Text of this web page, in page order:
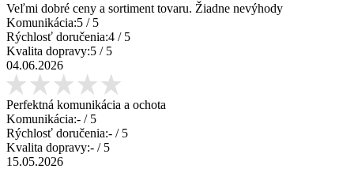
Veľmi dobré ceny a sortiment tovaru. Žiadne nevýhody
Komunikácia:5 / 5
Rýchlosť doručenia:4 / 5
Kvalita dopravy:5 / 5
04.06.2026
Perfektná komunikácia a ochota
Komunikácia:- / 5
Rýchlosť doručenia:- / 5
Kvalita dopravy:- / 5
15.05.2026